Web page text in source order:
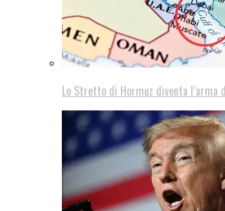
Lo Stretto di Hormuz diventa